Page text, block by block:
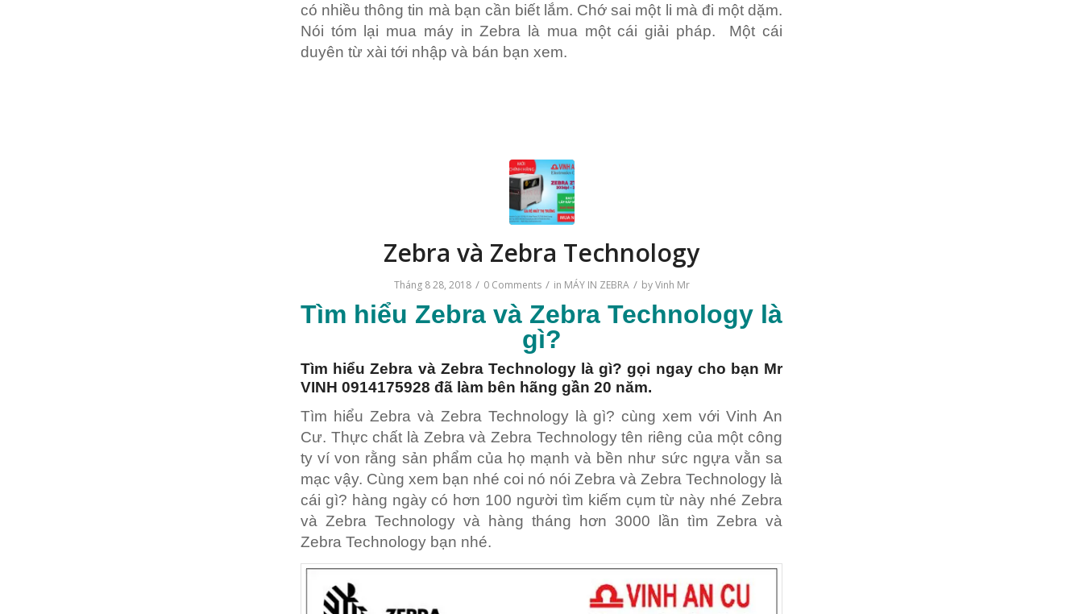
có nhiều thông tin mà bạn cần biết lắm. Chớ sai một li mà đi một dặm.
Nói tóm lại mua máy in Zebra là mua một cái giải pháp. Một cái
duyên từ xài tới nhập và bán bạn xem.
Zebra và Zebra Technology
Tháng 8 28, 2018 / 0 Comments / in MÁY IN ZEBRA / byVinh Mr
Tìm hiểu Zebra và Zebra Technology là
gì?
Tìm hiểuZebra và Zebra Technology là gì? gọi ngay cho bạn Mr
VINH 0914175928 đã làm bên hãng gần 20 năm.
Tìm hiểu Zebra và Zebra Technology là gì? cùng xem với Vinh An
Cư. Thực chất là Zebra và Zebra Technology tên riêng của một công
ty ví von rằng sản phẩm của họ mạnh và bền như sức ngựa vằn sa
mạc vậy. Cùng xem bạn nhé coi nó nói Zebra và Zebra Technology là
cái gì? hàng ngày có hơn 100 người tìm kiếm cụm từ này nhé Zebra
và Zebra Technology và hàng tháng hơn 3000 lần tìm Zebra và
Zebra Technology bạn nhé.